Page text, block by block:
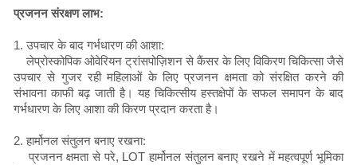
प्रजनन संरक्षण लाभ:
1. उपचार के बाद गर्भधारण की आशा:
लेप्रोस्कोपिक ओवेरियन ट्रांसपोज़िशन से कैंसर के लिए विकिरण चिकित्सा जैसे
उपचार से गुजर रही महिलाओं के लिए प्रजनन क्षमता को संरक्षित करने की
संभावना काफी बढ़ जाती है। यह चिकित्सीय हस्तक्षेपों के सफल समापन के बाद
गर्भधारण के लिए आशा की किरण प्रदान करता है।
2. हार्मोनल संतुलन बनाए रखना:
प्रजनन क्षमता से परे, LOT हार्मोनल संतुलन बनाए रखने में महत्वपूर्ण भूमिका